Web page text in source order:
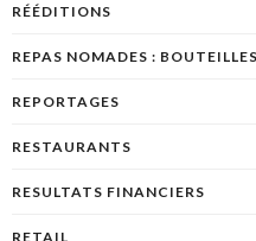
RÉÉDITIONS
REPAS NOMADES :
REPORTAGES
RESTAURANTS
RESULTATS FINANCIERS
RETAIL